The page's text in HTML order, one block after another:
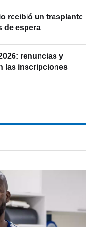
recibió un trasplante
de espera
renuncias y
las inscripciones